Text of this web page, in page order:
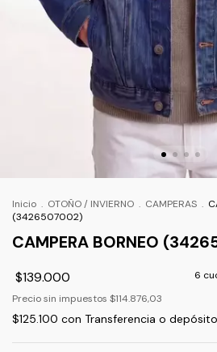
Inicio . OTOÑO / INVIERNO . CAMPERAS .
(3426507002)
CAMPERA BORNEO
$139.000 6
Precio sin impuestos $114.876,03
$125.100 con Transferencia o depósito